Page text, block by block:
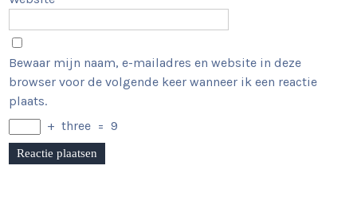
Bewaar mijn naam, e-mailadres en website in deze
browser voor de volgende keer wanneer ik een reactie
plaats.
+ three = 9